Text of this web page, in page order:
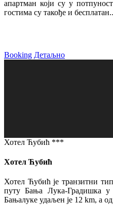
апартман који су у
гостима су такође и
Booking Детаљно
Хотел Ћубић ***
Хотел Ћубић
Хотел Ћубић је транзитни
путу Бања Лука-Градишка
Бањалуке удаљен је 12 km, а